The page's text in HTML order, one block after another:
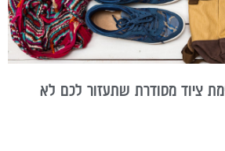
ציוד מסודרת שתעזור לכם לא